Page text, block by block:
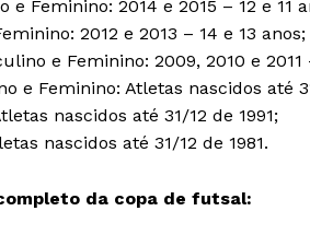
Feminino: 2014 e 2015 – 12 e 11
2012 e 2013 – 14 e 13 anos;
e Feminino: 2009, 2010 e 2011
e Feminino: Atletas nascidos até
nascidos até 31/12 de 1991;
nascidos até 31/12 de 1981.
da copa de futsal: